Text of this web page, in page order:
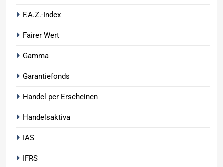
F.A.Z.-Index
Fairer Wert
Gamma
Garantiefonds
Handel per Erscheinen
Handelsaktiva
IAS
IFRS